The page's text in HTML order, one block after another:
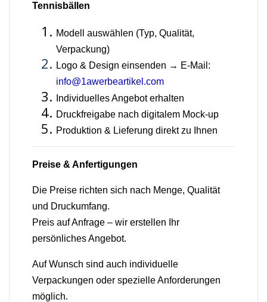
Tennisbällen
Modell auswählen (Typ, Qualität,
Verpackung)
Logo & Design einsenden → E-Mail:
info@1awerbeartikel.com
Individuelles Angebot erhalten
Druckfreigabe nach digitalem Mock-up
Produktion & Lieferung direkt zu Ihnen
Preise & Anfertigungen
Die Preise richten sich nach Menge, Qualität
und Druckumfang.
Preis auf Anfrage – wir erstellen Ihr
persönliches Angebot.
Auf Wunsch sind auch individuelle
Verpackungen oder spezielle Anforderungen
möglich.